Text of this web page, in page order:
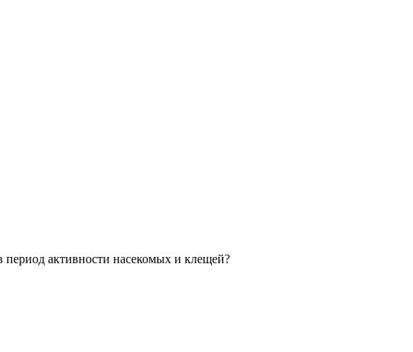
период активности насекомых и клещей?